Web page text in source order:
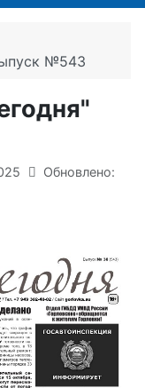
№543
Обновлено: